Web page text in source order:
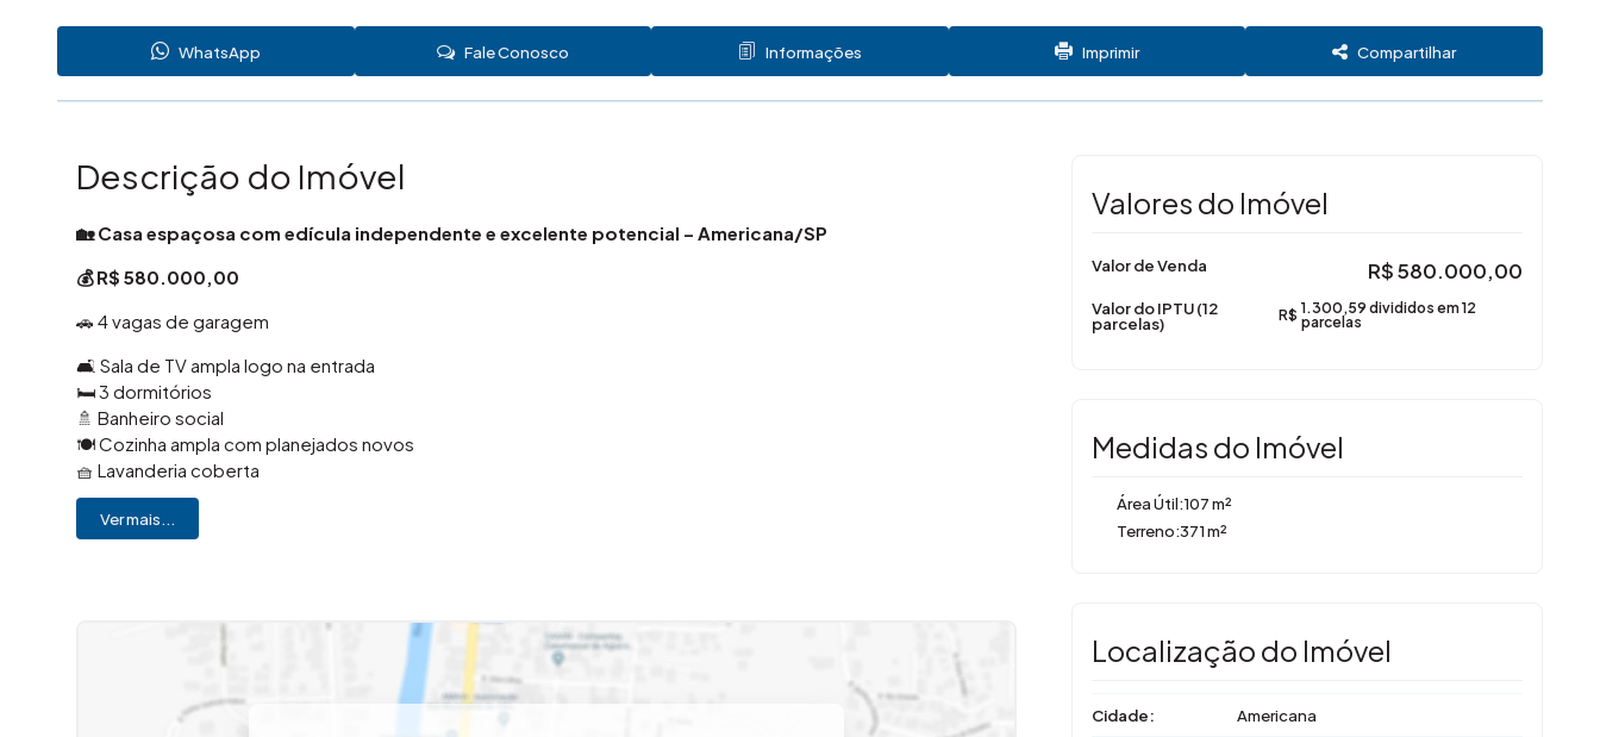
WhatsApp Fale Conosco Informações Imprimir Compartilhar
Descrição do Imóvel
🏡 Casa espaçosa com edícula independente e excelente potencial – Americana/SP
💰 R$ 580.000,00
🚗 4 vagas de garagem
🛋️ Sala de TV ampla logo na entrada
🛏️ 3 dormitórios
🚿 Banheiro social
🍽️ Cozinha ampla com planejados novos
🧺 Lavanderia coberta
🌿 Quintal amplo com espaço para jardim
🏠 Edícula com acesso independente:
🔽 Espaço inferior com múltiplas possibilidades de uso
📍 Localização com fácil acesso a comércios, serviços e vias principais da cidade.
Ver mais...
Valores do Imóvel
R$580.000,00
Valor de Venda
Valor do IPTU (12
parcelas) R$ 1.300,59 divididos em 12
parcelas
Medidas do Imóvel
Área Útil:107 m²
Terreno:371 m²
Localização do Imóvel
Cidade: Americana